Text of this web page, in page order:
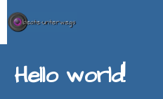
Inhalt
springen
Hello world!